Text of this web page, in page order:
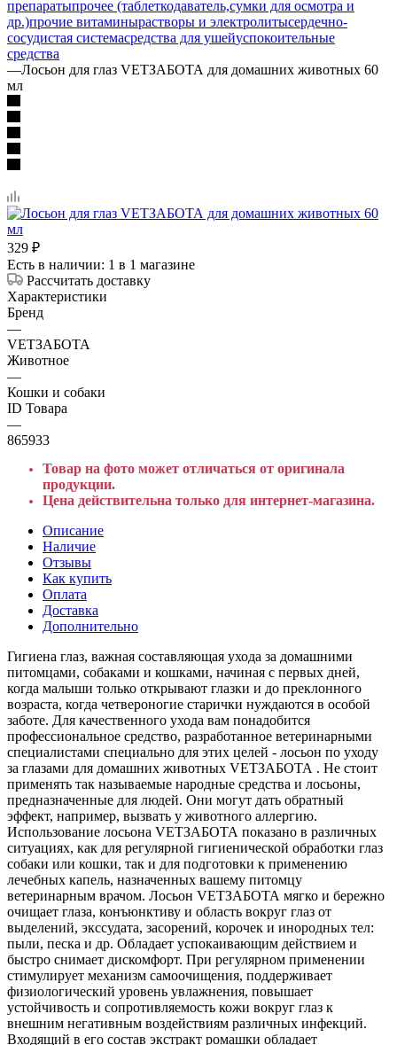
препаратыпрочее (таблеткодаватель,сумки для осмотра и
др.)прочие витаминырастворы и электролитысердечно-
сосудистая системасредства для ушейуспокоительные
средства
—Лосьон для глаз VETЗАБОТА для домашних животных 60
мл
329 ₽
Есть в наличии: 1 в 1 магазине
Рассчитать доставку
Характеристики
Бренд
—
VETЗАБОТА
Животное
—
Кошки и собаки
ID Товара
—
865933
Товар на фото может отличаться от оригинала
продукции.
Цена действительна только для интернет-магазина.
Описание
Наличие
Отзывы
Как купить
Оплата
Доставка
Дополнительно
Гигиена глаз, важная составляющая ухода за домашними
питомцами, собаками и кошками, начиная с первых дней,
когда малыши только открывают глазки и до преклонного
возраста, когда четвероногие старички нуждаются в особой
заботе. Для качественного ухода вам понадобится
профессиональное средство, разработанное ветеринарными
специалистами специально для этих целей - лосьон по уходу
за глазами для домашних животных VETЗАБОТА . Не стоит
применять так называемые народные средства и лосьоны,
предназначенные для людей. Они могут дать обратный
эффект, например, вызвать у животного аллергию.
Использование лосьона VETЗАБОТА показано в различных
ситуациях, как для регулярной гигиенической обработки глаз
собаки или кошки, так и для подготовки к применению
лечебных капель, назначенных вашему питомцу
ветеринарным врачом. Лосьон VETЗАБОТА мягко и бережно
очищает глаза, конъюнктиву и область вокруг глаз от
выделений, экссудата, засорений, корочек и инородных тел:
пыли, песка и др. Обладает успокаивающим действием и
быстро снимает дискомфорт. При регулярном применении
стимулирует механизм самоочищения, поддерживает
физиологический уровень увлажнения, повышает
устойчивость и сопротивляемость кожи вокруг глаз к
внешним негативным воздействиям различных инфекций.
Входящий в его состав экстракт ромашки обладает